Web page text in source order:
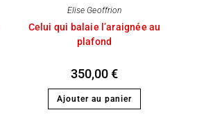
Elise Geoffrion
Celui qui balaie l’araignée au
plafond
350,00€
Ajouter au panier